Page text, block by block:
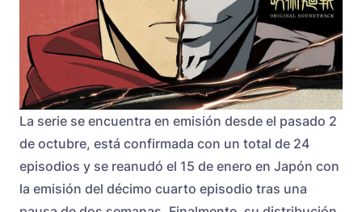
La serie se encuentra en emisión desde el pasado 2
de octubre, está confirmada con un total de 24
episodios y se reanudó el 15 de enero en Japón con
la emisión del décimo cuarto episodio tras una